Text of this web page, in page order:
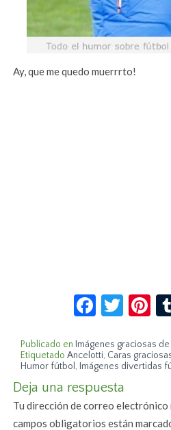
Ay, que me quedo muerrrto!
Publicado en Imágenes graciosas
Etiquetado Ancelotti, Caras
Humor fútbol , Imágenes divertidas
Deja una respuesta
Tu dirección de correo electrónico
campos obligatorios están